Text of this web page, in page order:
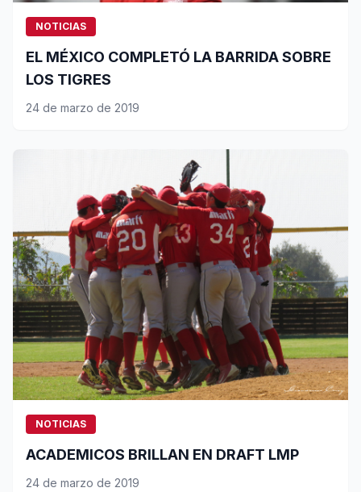
NOTICIAS
EL MÉXICO COMPLETÓ LA BARRIDA SOBRE
LOS TIGRES
24 de marzo de 2019
NOTICIAS
ACADEMICOS BRILLAN EN DRAFT LMP
24 de marzo de 2019